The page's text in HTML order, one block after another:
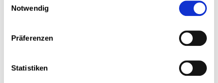
Notwendig
Präferenzen
Statistiken